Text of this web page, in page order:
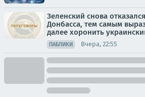
Зеленский снова
Донбасса, тем самым
далее хоронить
ПАБЛИКИ Вчера, 22:55